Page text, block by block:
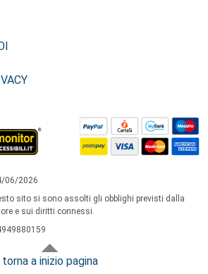
06/2026
sito si sono assolti gli obblighi previsti dalla
e sui diritti connessi.
torna a inizio pagina